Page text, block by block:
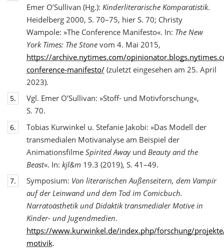
Emer O’Sullivan (Hg.): Kinderliterarische Komparatistik.
Heidelberg 2000, S. 70–75, hier S. 70; Christy
Wampole: »The Conference Manifesto«. In: The New
York Times: The Stonevom 4. Mai 2015,
https://archive.nytimes.com/
conference-manifesto/(zuletzt eingesehen am 25. April
2023).
5.
Vgl. Emer O’Sullivan: »Stoff- und Motivforschung«,
S. 70.
6.
Tobias Kurwinkel u. Stefanie Jakobi: »Das Modell der
transmedialen Motivanalyse am Beispiel der
Animationsfilme Spirited Awayund Beauty and the
Beast«. In: kjl&m19.3 (2019), S. 41–49.
7. Symposium: Von literarischen Außenseitern, dem Vampir
auf der Leinwand und dem Tod im Comicbuch.
Narratoästhetik und Didaktik transmedialer Motive in
Kinder- und Jugendmedien.
https://www.kurwinkel.de/index.php/forschung/
motivik.